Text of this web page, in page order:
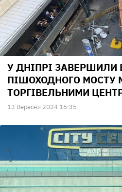
У ДНІПРІ ЗАВЕРШИЛИ
ПІШОХОДНОГО МОСТУ
ТОРГІВЕЛЬНИМИ
13 Вересня 2024 16:35